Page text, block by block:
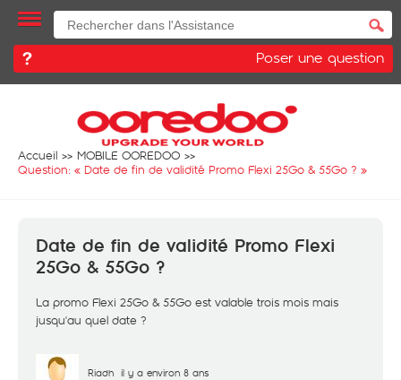
Poser une question
Accueil
MOBILE OOREDOO
Question: « Date de fin de validité Promo Flexi 25Go & 55Go ? »
Date de fin de validité Promo Flexi
25Go & 55Go ?
La promo Flexi 25Go & 55Go est valable trois mois mais
jusqu'au quel date ?
Riadh il y a environ 8 ans